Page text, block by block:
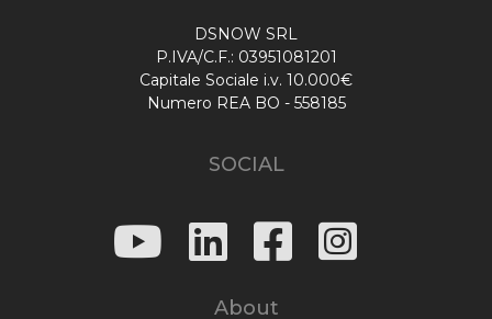
DSNOW SRL
P.IVA/C.F.: 03951081201
Capitale Sociale i.v. 10.000€
Numero REA BO - 558185
SOCIAL
About